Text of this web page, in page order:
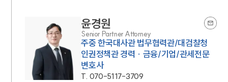
윤경원
Senior Partner Attorney
주중 한국대사관 법무협력관/대검찰청
인권정책관 경력 · 금융/기업/관세전문
변호사
T. 070-5117-3709